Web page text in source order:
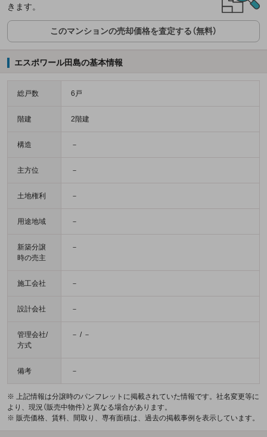
きます。
このマンションの売却価格を査定する（無料）
エスポワール田島の基本情報
総戸数 6戸
階建 2階建
構造 －
主方位 －
土地権利 －
用途地域 －
新築分譲
時の売主
－
施工会社 －
設計会社 －
管理会社/
方式
－ / －
備考 －
※ 上記情報は分譲時のパンフレットに掲載されていた情報です。社名変更等に
より、現況（販売中物件）と異なる場合があります。
※ 販売価格、賃料、間取り、専有面積は、過去の掲載事例を表示しています。